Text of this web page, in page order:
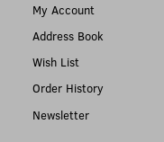
My Account
Address Book
Wish List
Order History
Newsletter